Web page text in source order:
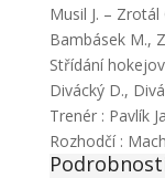
Musil J. – Zrotál
Bambásek M.,
Střídání
Divácký D.,
Trenér : Pavlík
Rozhodčí :